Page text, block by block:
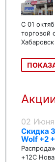
С 01
торговой
02
Скидка
Wolf +2
+12C